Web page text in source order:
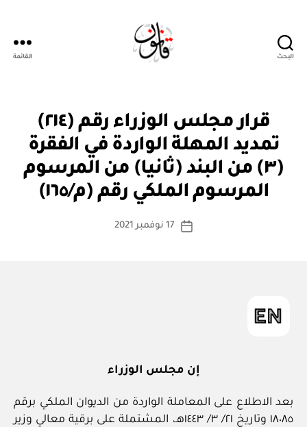
البحث القائمة
التصنيفات
قرار مجلس الوزراء رقم (٢١٤)
تمديد المهلة الواردة في الفقرة
(٣) من البند (ثانيا) من المرسوم
المرسوم الملكي رقم (م/١٦٥)
كاتب
بو
س
ة
تاريخ
17 نوفمبر 2021
إن مجلس الوزراء
بعد الاطلاع على المعاملة الواردة من الديوان الملكي برقم
١٨٠٨٥ وتاريخ ٢١/ ٣/ ١٤٤٣هـ، المشتملة على برقية معالي وزير